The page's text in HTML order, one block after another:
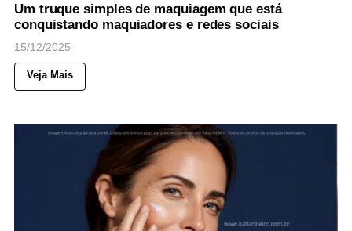
Um truque simples de maquiagem que está
conquistando maquiadores e redes sociais
15/12/2025
Veja Mais